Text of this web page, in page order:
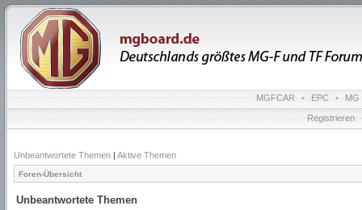
MGFCAR • EPC • MG
Registrieren
Unbeantwortete Themen | Aktive Themen
Foren-Übersicht
Unbeantwortete Themen